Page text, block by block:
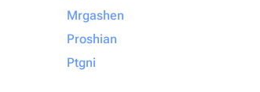
Mrgashen
Proshian
Ptgni